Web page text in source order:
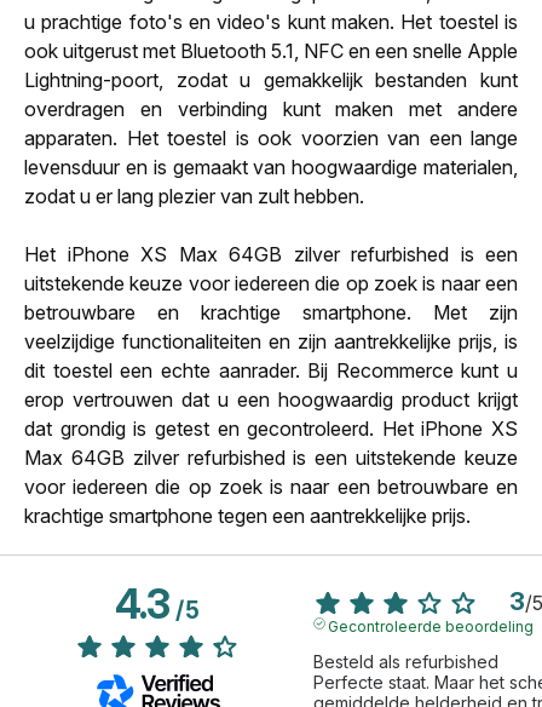
u prachtige foto's en video's kunt maken. Het toestel is
ook uitgerust met Bluetooth 5.1, NFC en een snelle Apple
Lightning-poort, zodat u gemakkelijk bestanden kunt
overdragen en verbinding kunt maken met andere
apparaten. Het toestel is ook voorzien van een lange
levensduur en is gemaakt van hoogwaardige materialen,
zodat u er lang plezier van zult hebben.
Het iPhone XS Max 64GB zilver refurbished is een
uitstekende keuze voor iedereen die op zoek is naar een
betrouwbare en krachtige smartphone. Met zijn
veelzijdige functionaliteiten en zijn aantrekkelijke prijs, is
dit toestel een echte aanrader. Bij Recommerce kunt u
erop vertrouwen dat u een hoogwaardig product krijgt
dat grondig is getest en gecontroleerd. Het iPhone XS
Max 64GB zilver refurbished is een uitstekende keuze
voor iedereen die op zoek is naar een betrouwbare en
krachtige smartphone tegen een aantrekkelijke prijs.
4.3/5 3/5
Gecontroleerde beoordeling
Besteld als refurbished
Perfecte staat. Maar het
gemiddelde helderheid en